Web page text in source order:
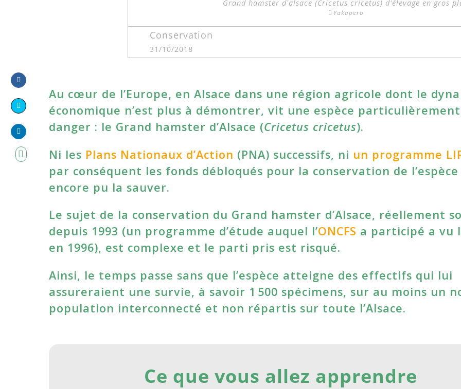
Grand hamster d'alsace (Cricetus cricetus) d'élevage en gros
Yakapero
Conservation
31/10/2018
on
Facebook
on
Twitter
Share
on
LinkedIn
Au cœur de l’Europe, en Alsace dans une région agricole dont le
économique n’est plus à démontrer, vit une espèce
danger : le Grand hamster d’Alsace (Cricetus cricetus).
Ni les Plans Nationaux d’Action (PNA) successifs, ni un programme
par conséquent les fonds débloqués pour la conservation de l’espèce
encore pu la sauver.
Le sujet de la conservation du Grand hamster d’Alsace, réellement
depuis 1993 (un programme d’étude auquel l’ONCFS a participé a vu
en 1996), est complexe et le parti pris est risqué.
Ainsi, le temps passe sans que l’espèce atteigne des effectifs qui lui
assureraient une survie, à savoir 1 500 spécimens, sur au moins un
population interconnecté et non répartis sur toute l’Alsace.
Ce que vous allez apprendre